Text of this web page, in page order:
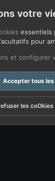
votre
essentiels
pour
et configurer
Accepter tous les
les